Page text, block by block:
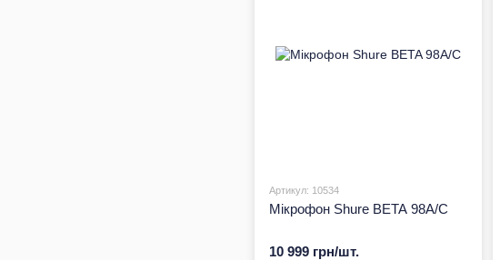
Артикул: 10534
Мікрофон Shure BETA 98A/C
10 999 грн/шт.